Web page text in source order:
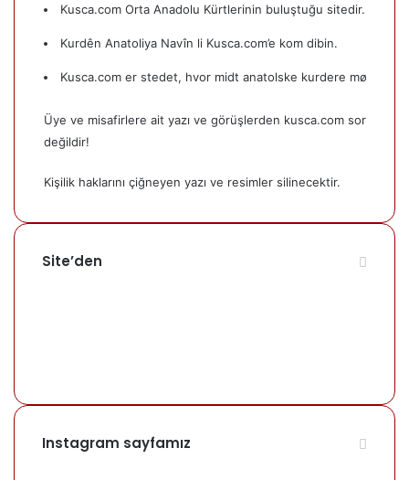
Kusca.com Orta Anadolu Kürtlerinin buluştuğu sitedir.
Kurdên Anatoliya Navîn li Kusca.com’e kom dibin.
Kusca.com er stedet, hvor midt anatolske kurdere mødes.
Üye ve misafirlere ait yazı ve görüşlerden kusca.com sorumlu
değildir!
Kişilik haklarını çiğneyen yazı ve resimler silinecektir.
Site’den
Instagram sayfamız